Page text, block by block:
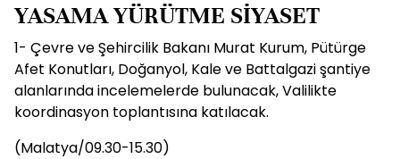
YASAMA YÜRÜTME SİYASET
1- Çevre ve Şehircilik Bakanı Murat Kurum, Pütürge
Afet Konutları, Doğanyol, Kale ve Battalgazi şantiye
alanlarında incelemelerde bulunacak, Valilikte
koordinasyon toplantısına katılacak.
(Malatya/09.30-15.30)